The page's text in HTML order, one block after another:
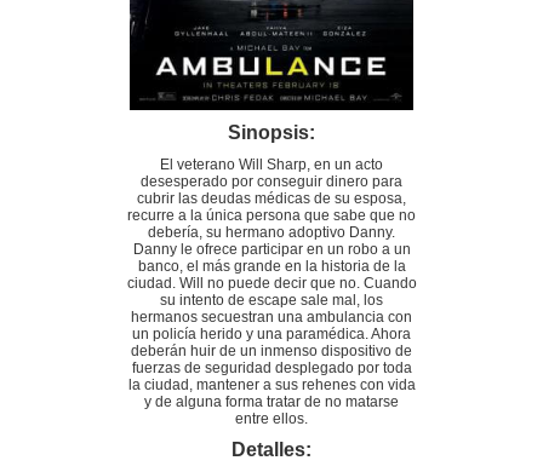
Sinopsis:
El veterano Will Sharp, en un acto
desesperado por conseguir dinero para
cubrir las deudas médicas de su esposa,
recurre a la única persona que sabe que no
debería, su hermano adoptivo Danny.
Danny le ofrece participar en un robo a un
banco, el más grande en la historia de la
ciudad. Will no puede decir que no. Cuando
su intento de escape sale mal, los
hermanos secuestran una ambulancia con
un policía herido y una paramédica. Ahora
deberán huir de un inmenso dispositivo de
fuerzas de seguridad desplegado por toda
la ciudad, mantener a sus rehenes con vida
y de alguna forma tratar de no matarse
entre ellos.
Detalles: